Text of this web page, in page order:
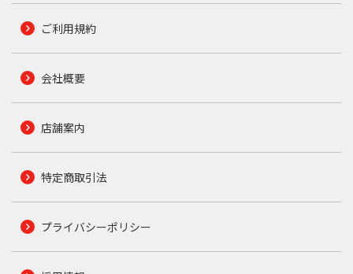
ご利用規約
会社概要
店舗案内
特定商取引法
プライバシーポリシー